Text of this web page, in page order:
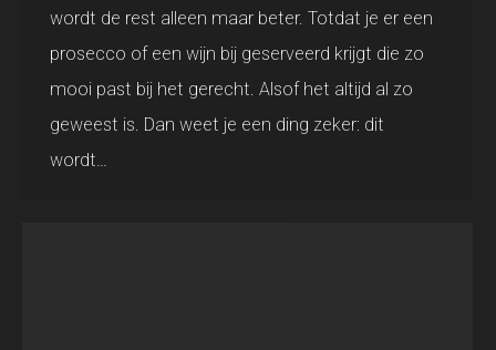
wordt de rest alleen maar beter. Totdat je er een
prosecco of een wijn bij geserveerd krijgt die zo
mooi past bij het gerecht. Alsof het altijd al zo
geweest is. Dan weet je een ding zeker: dit
wordt…